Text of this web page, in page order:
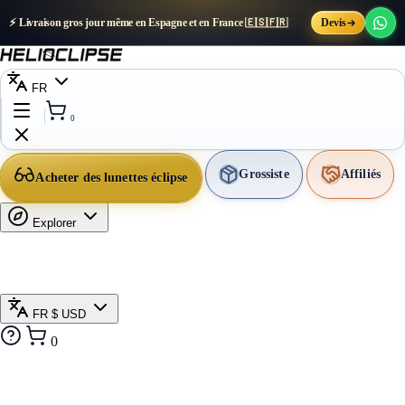
⚡ Livraison gros jour même en Espagne et en France 🇪🇸🇫🇷 Devis
FR
0
Acheter des lunettes éclipse Grossiste Affiliés
Explorer
FR $ USD
0